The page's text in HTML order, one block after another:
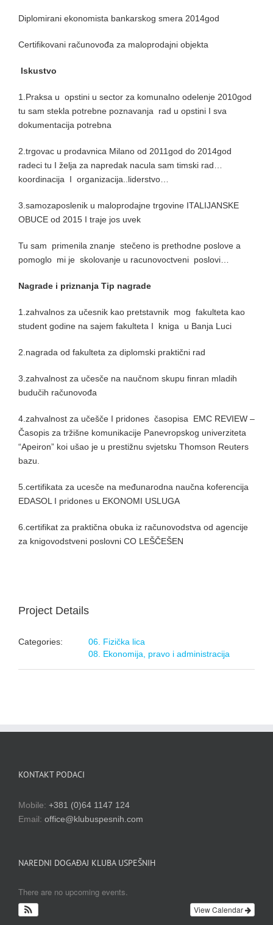
Diplomirani ekonomista bankarskog smera 2014god
Certifikovani računovođa za maloprodajni objekta
Iskustvo
1.Praksa u opstini u sector za komunalno odelenje 2010god
tu sam stekla potrebne poznavanja rad u opstini I sva
dokumentacija potrebna
2.trgovac u prodavnica Milano od 2011god do 2014god
radeci tu I želja za napredak nacula sam timski rad…
koordinacija I organizacija..liderstvo…
3.samozaposlenik u maloprodajne trgovine ITALIJANSKE
OBUCE od 2015 I traje jos uvek
Tu sam primenila znanje stečeno is prethodne poslove a
pomoglo mi je skolovanje u racunovoctveni poslovi…
Nagrade i priznanja Tip nagrade
1.zahvalnos za učesnik kao pretstavnik mog fakulteta kao
student godine na sajem fakulteta I kniga u Banja Luci
2.nagrada od fakulteta za diplomski praktični rad
3.zahvalnost za učesče na naučnom skupu finran mladih
budučih računovođa
4.zahvalnost za učešče I pridones časopisa EMC REVIEW –
Časopis za tržišne komunikacije Panevropskog univerziteta
“Apeiron” koi ušao je u prestižnu svjetsku Thomson Reuters
bazu.
5.certifikata za ucesče na međunarodna naučna koferencija
EDASOL I pridones u EKONOMI USLUGA
6.certifikat za praktična obuka iz računovodstva od agencije
za knigovodstveni poslovni CO LEŠČEŠEN
Project Details
Categories:
06. Fizička lica
08. Ekonomija, pravo i administracija
KONTAKT PODACI
Mobile: +381 (0)64 1147 124
Email: office@klubuspesnih.com
NAREDNI DOGAĐAJ KLUBA USPEŠNIH
There are no upcoming events.
View Calendar